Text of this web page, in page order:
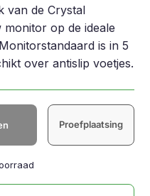
van de Crystal
op de ideale
is in 5
over antislip voetjes.
Proefplaatsing